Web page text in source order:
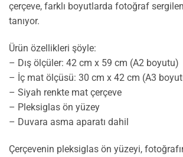
çerçeve, farklı boyutlarda fotoğraf
tanıyor.
Ürün özellikleri şöyle:
– Dış ölçüler: 42 cm x 59 cm (A2 boyutu)
– İç mat ölçüsü: 30 cm x 42 cm (A3
– Siyah renkte mat çerçeve
– Pleksiglas ön yüzey
– Duvara asma aparatı dahil
Çerçevenin pleksiglas ön yüzeyi,